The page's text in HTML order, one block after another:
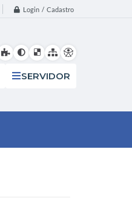
Login / Cadastro
SERVIDOR